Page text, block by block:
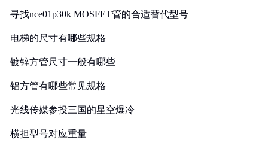
寻找nce01p30k MOSFET管的合适替代型号
电梯的尺寸有哪些规格
镀锌方管尺寸一般有哪些
铝方管有哪些常见规格
光线传媒参投三国的星空爆冷
横担型号对应重量